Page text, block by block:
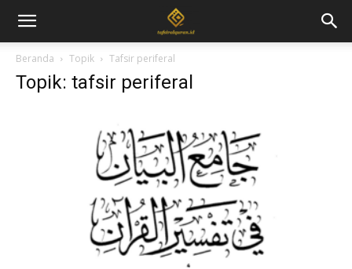
Beranda Topik Tafsir periferal
Topik: tafsir periferal